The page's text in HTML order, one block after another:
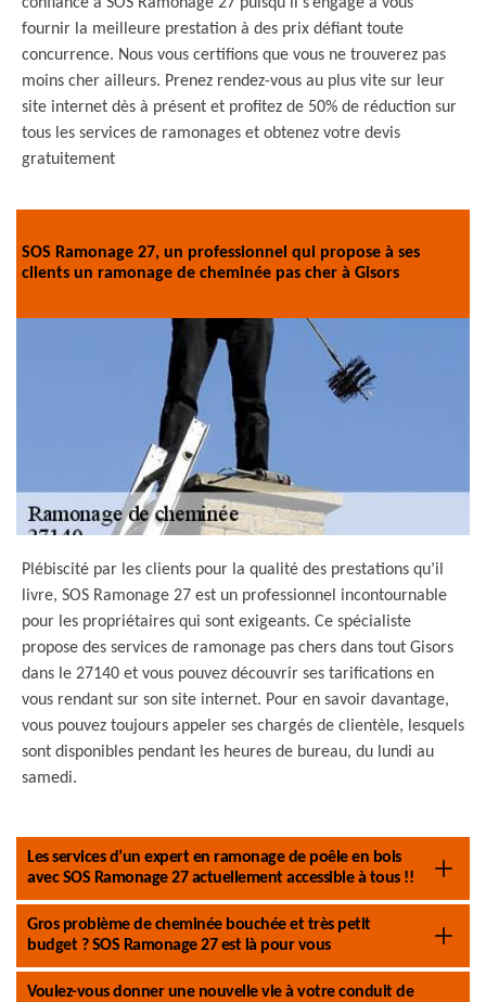
fournir la meilleure prestation à des prix défiant toute
concurrence. Nous vous certifions que vous ne trouverez pas
moins cher ailleurs. Prenez rendez-vous au plus vite sur leur
site internet dès à présent et profitez de 50% de réduction sur
tous les services de ramonages et obtenez votre devis
gratuitement
SOS Ramonage 27, un professionnel qui propose à ses
clients un ramonage de cheminée pas cher à Gisors
Plébiscité par les clients pour la qualité des prestations qu’il
livre, SOS Ramonage 27 est un professionnel incontournable
pour les propriétaires qui sont exigeants. Ce spécialiste
propose des services de ramonage pas chers dans tout Gisors
dans le 27140 et vous pouvez découvrir ses tarifications en
vous rendant sur son site internet. Pour en savoir davantage,
vous pouvez toujours appeler ses chargés de clientèle, lesquels
sont disponibles pendant les heures de bureau, du lundi au
samedi.
Les services d’un expert en ramonage de poêle en bois
avec SOS Ramonage 27 actuellement accessible à tous !!
Gros problème de cheminée bouchée et très petit
budget ? SOS Ramonage 27 est là pour vous
Voulez-vous donner une nouvelle vie à votre conduit de